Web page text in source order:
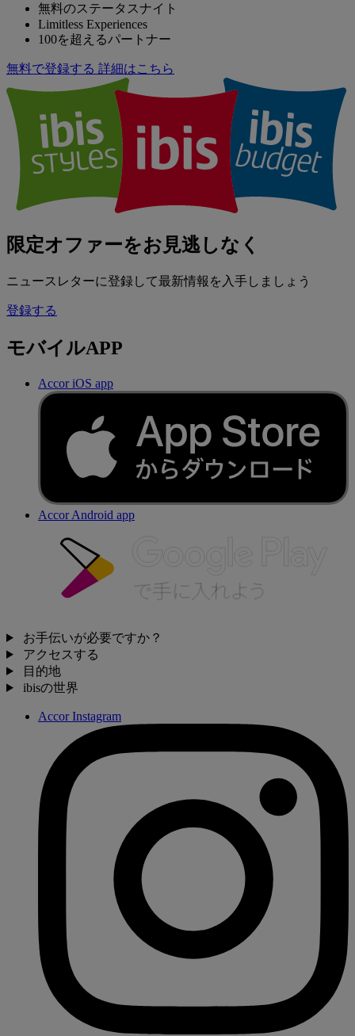
無料のステータスナイト
Limitless Experiences
100を超えるパートナー
無料で登録する 詳細はこちら
限定オファーをお見逃しなく
ニュースレターに登録して最新情報を入手しましょう
登録する
モバイルAPP
Accor iOS app
Accor Android app
お手伝いが必要ですか？
アクセスする
目的地
ibisの世界
Accor Instagram